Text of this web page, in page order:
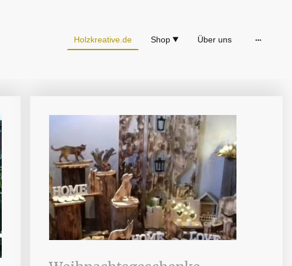
Holzkreative.de Shop Über uns